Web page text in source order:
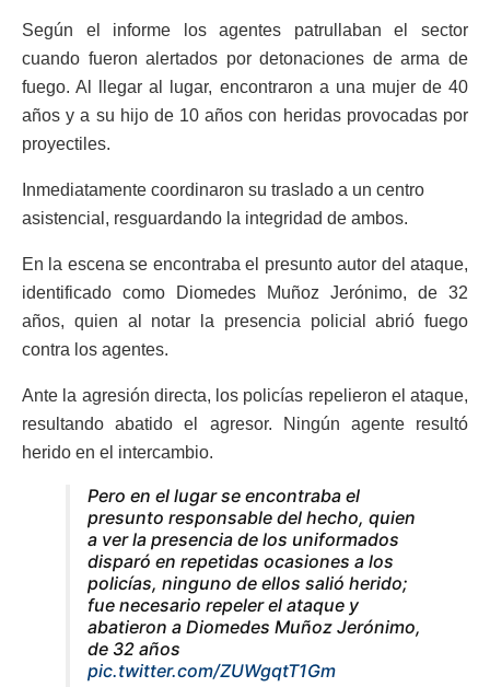
Según el informe los agentes patrullaban el sector
cuando fueron alertados por detonaciones de arma de
fuego. Al llegar al lugar, encontraron a una mujer de 40
años y a su hijo de 10 años con heridas provocadas por
proyectiles.
Inmediatamente coordinaron su traslado a un centro
asistencial, resguardando la integridad de ambos.
En la escena se encontraba el presunto autor del ataque,
identificado como Diomedes Muñoz Jerónimo, de 32
años, quien al notar la presencia policial abrió fuego
contra los agentes.
Ante la agresión directa, los policías repelieron el ataque,
resultando abatido el agresor. Ningún agente resultó
herido en el intercambio.
Pero en el lugar se encontraba el
presunto responsable del hecho, quien
a ver la presencia de los uniformados
disparó en repetidas ocasiones a los
policías, ninguno de ellos salió herido;
fue necesario repeler el ataque y
abatieron a Diomedes Muñoz Jerónimo,
de 32 años
pic.twitter.com/ZUWgqtT1Gm